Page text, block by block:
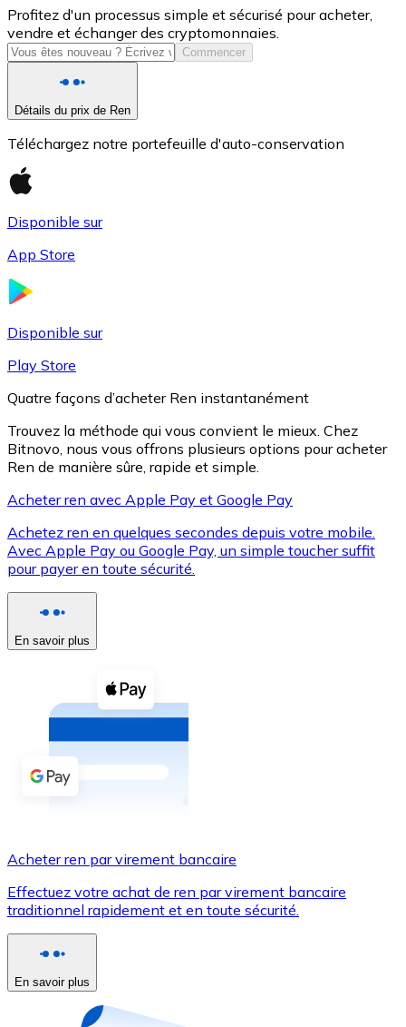
USD Coin
USDC
XRP
XRP
Voir toutes
Coupons crypto
Achetez des cryptomonnaies en espèces et d'autres
Acheter avec espèces
Virement SEPA
Utilisez les cartes Visa et Mastercard pour acheter
Acheter avec carte
Nouveau
Profitez d'un processus simple et sécurisé pour acheter,
vendre et échanger des cryptomonnaies.
Commencer
Détails du prix de Ren
Téléchargez notre portefeuille d'auto-conservation
Disponible sur
App Store
Disponible sur
Play Store
Quatre façons d’acheter Ren instantanément
Trouvez la méthode qui vous convient le mieux. Chez
Bitnovo, nous vous offrons plusieurs options pour acheter
Ren de manière sûre, rapide et simple.
Acheter ren avec Apple Pay et Google Pay
Achetez ren en quelques secondes depuis votre mobile.
Avec Apple Pay ou Google Pay, un simple toucher suffit
pour payer en toute sécurité.
En savoir plus
Acheter ren par virement bancaire
Effectuez votre achat de ren par virement bancaire
traditionnel rapidement et en toute sécurité.
En savoir plus